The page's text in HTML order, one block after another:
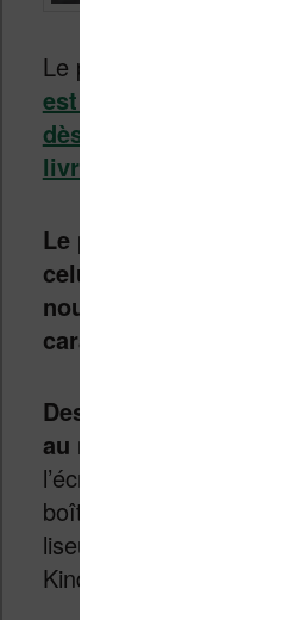
Le prix de cette liseuse
est affiché à
dès le 10 septembre
livraison dans
Le prix est donc
celui de la Kindle
nouvelle liseuse de
caractéristiques qui
Des compromis ont
au niveau de la
l’écran n’est pas intégré
boîtier (il est
liseuse – contrairement
Kindle Oasis).